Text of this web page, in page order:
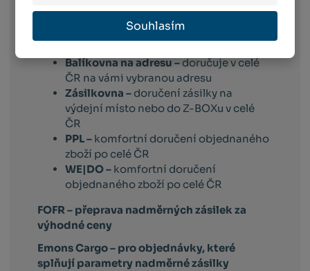
Souhlasím
výdejní místo v celé ČR, které vám
Balíkovna na adresu –doručuje v celé
ČR na vámi vybranou adresu
Zásilkovna – doručení zásilky na
výdejní místo nebo do Z-BOXu v celé
ČR
PPL – komfortní doručení objednaného
zboží po celé ČR
WE|DO – komfortní doručení
objednaného zboží po celé ČR
FOFR – přeprava nadměrných zásilek za
výhodné ceny
Emons Cargo – pro objednávky, které
splňují parametry nadměrné zásilky